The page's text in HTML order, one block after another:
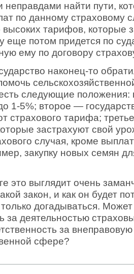
неправдами найти пути,
по данному страховому
тарифов, которые
еще потом придется по
ему по договору
наконец-то
следующие
1-5%; второе —
страхового тарифа;
застрахуют свой
случая, кроме
закупку новых семян
это выглядит очень
закон, и как он будет
только догадываться.
за деятельностью
за
сфере?